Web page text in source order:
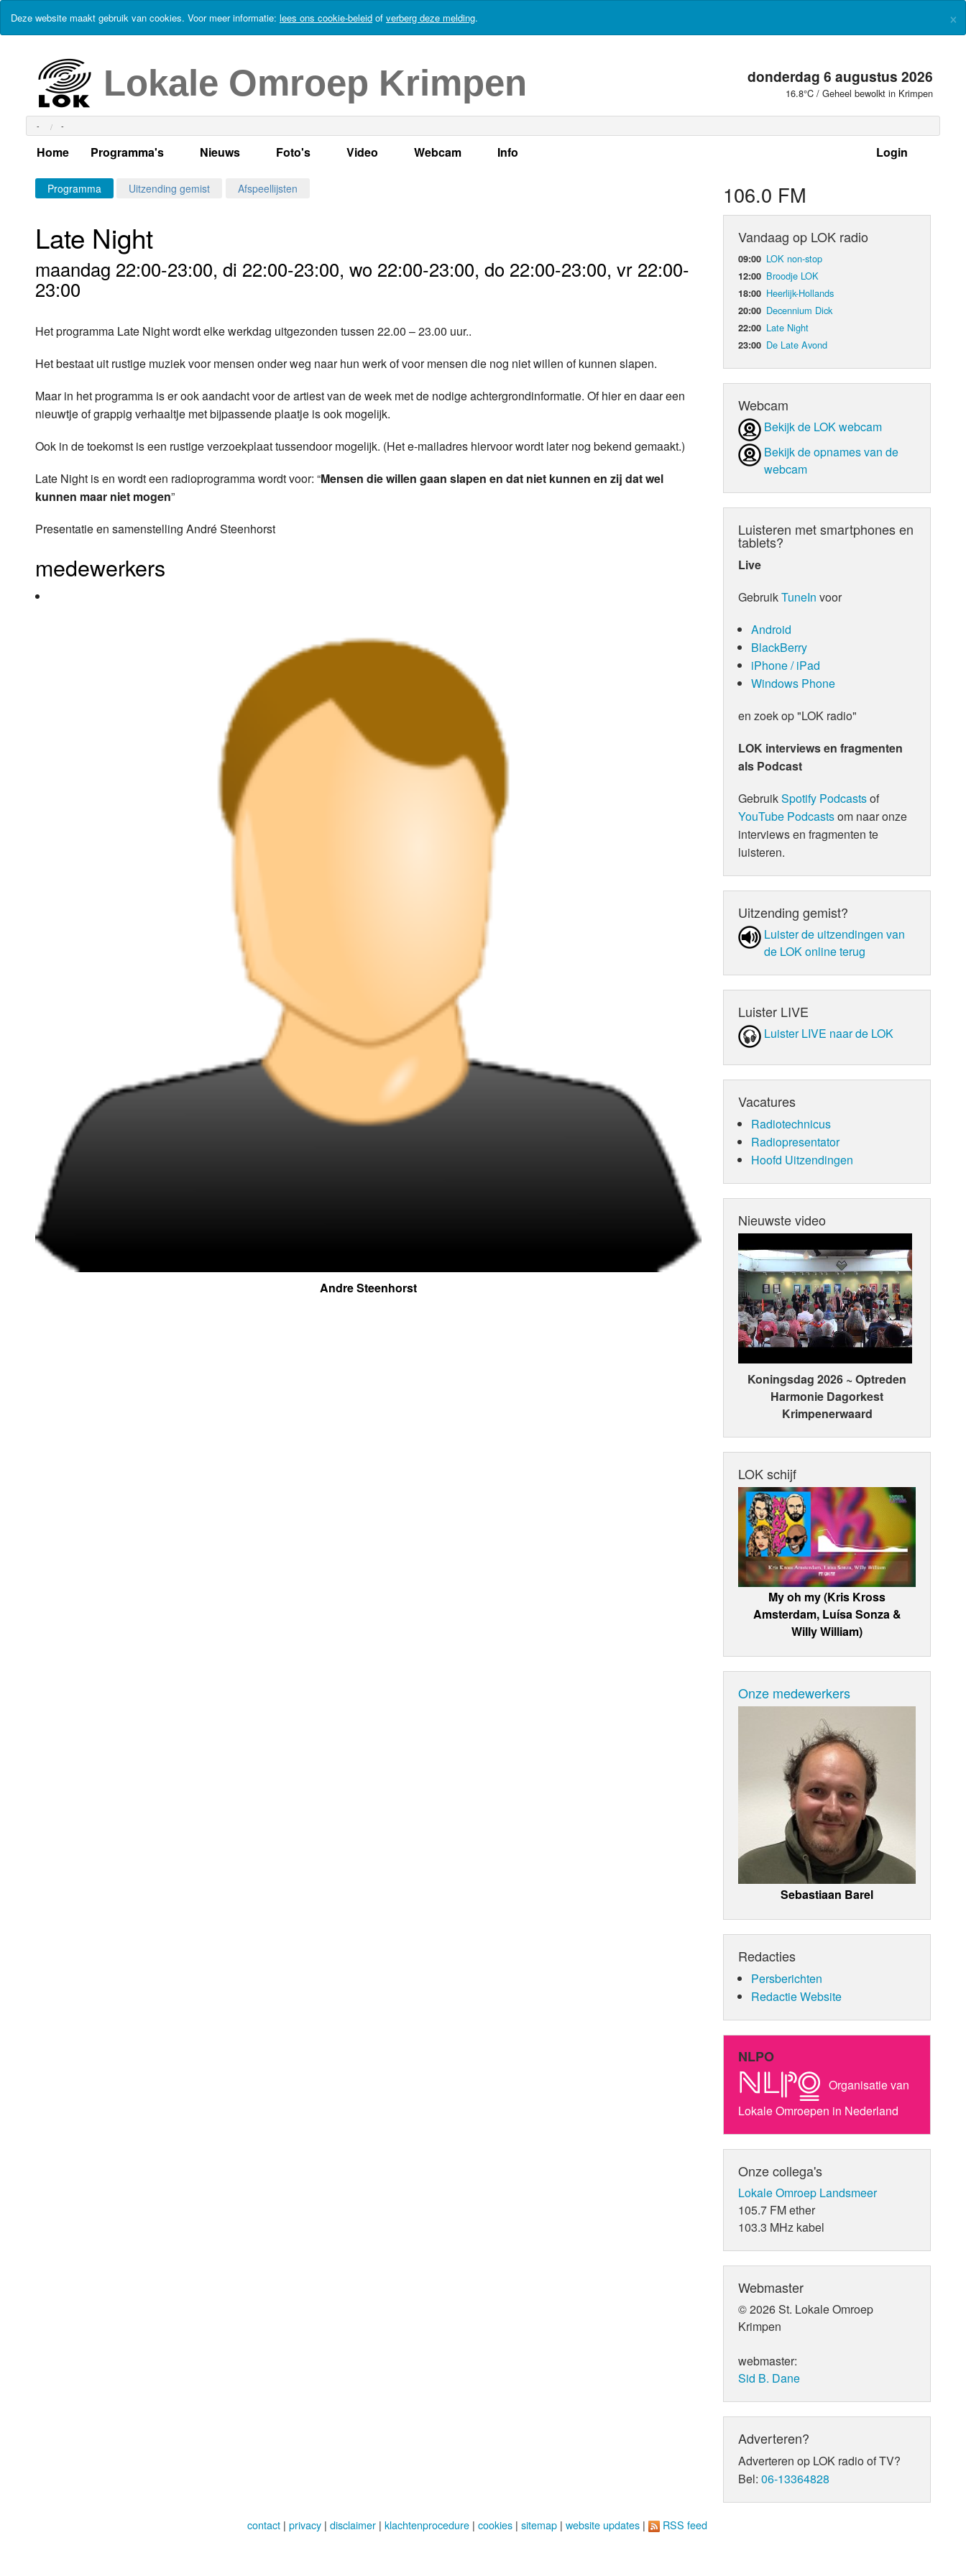
Deze website maakt gebruik van cookies. Voor meer informatie: lees ons cookie-beleid of verberg deze melding. ×
Lokale Omroep Krimpen donderdag 6 augustus 2026
16.8°C / Geheel bewolkt in Krimpen
- -
Login
Home Programma's
Alle dagen
Per dag
Dinsdag
Zaterdag
Zondag
Alle programma's
Oude LOK programma's
Nieuws
Actueel Lokaal Nieuws
Columns
Foto's
Algemeen
Smoelenboek
Video Webcam Info
Programma Uitzending gemist Afspeellijsten
Late Night
maandag 22:00-23:00, di 22:00-23:00, wo 22:00-23:00, do 22:00-23:00, vr 22:00-
23:00
Het programma Late Night wordt elke werkdag uitgezonden tussen 22.00 – 23.00 uur..
Het bestaat uit rustige muziek voor mensen onder weg naar hun werk of voor mensen die nog niet willen of kunnen slapen.
Maar in het programma is er ook aandacht voor de artiest van de week met de nodige achtergrondinformatie. Of hier en daar een
nieuwtje of grappig verhaaltje met bijpassende plaatje is ook mogelijk.
Ook in de toekomst is een rustige verzoekplaat tussendoor mogelijk. (Het e-mailadres hiervoor wordt later nog bekend gemaakt.)
Late Night is en wordt een radioprogramma wordt voor: “Mensen die willen gaan slapen en dat niet kunnen en zij dat wel
kunnen maar niet mogen”
Presentatie en samenstelling André Steenhorst
medewerkers
Andre Steenhorst
106.0 FM
Vandaag op LOK radio
09:00 LOK non-stop
12:00 Broodje LOK
18:00 Heerlijk-Hollands
20:00 Decennium Dick
22:00 Late Night
23:00 De Late Avond
Webcam
Bekijk de LOK webcam
Bekijk de opnames van de
webcam
Luisteren met smartphones en
tablets?
Live
GebruikTuneIn voor
Android
BlackBerry
iPhone / iPad
Windows Phone
en zoek op "LOK radio"
LOK interviews en fragmenten
als Podcast
GebruikSpotify Podcastsof
YouTube Podcastsom naar onze
interviews en fragmenten te
luisteren.
Uitzending gemist?
Luister de uit­zen­din­gen van
de LOK online terug
Luister LIVE
Luister LIVE naar de LOK
Vacatures
Radiotechnicus
Radiopresentator
Hoofd Uitzendingen
Nieuwste video
Koningsdag 2026 ~ Optreden
Harmonie Dagorkest
Krimpenerwaard
LOK schijf
My oh my (Kris Kross
Amsterdam, Luísa Sonza &
Willy William)
Onze medewerkers
Sebastiaan Barel
Redacties
Persberichten
Redactie Website
NLPO
Organisatie van
Lokale Omroepen in Nederland
Onze collega's
Lokale Omroep Landsmeer
105.7 FM ether
103.3 MHz kabel
Webmaster
© 2026 St. Lokale Omroep
Krimpen
webmaster:
Sid B. Dane
Adverteren?
Adverteren op LOK radio of TV?
Bel:06-13364828
contact |privacy |disclaimer |klachtenprocedure |cookies |sitemap |website updates | RSS feed